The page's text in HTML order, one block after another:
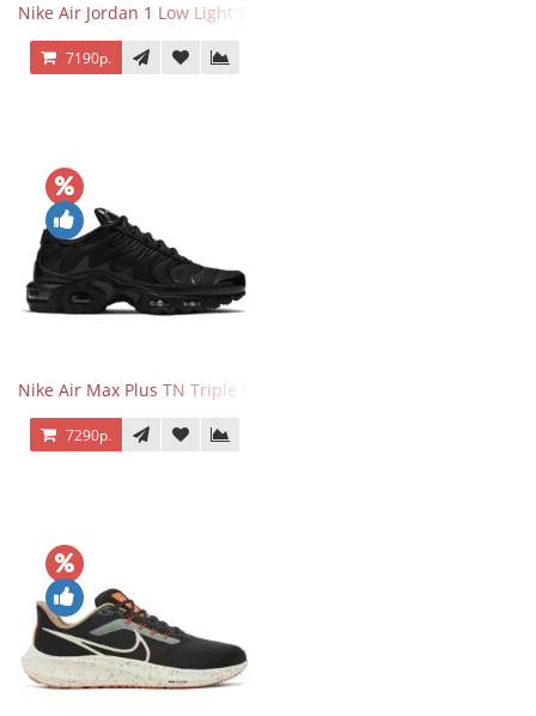
Nike Air Jordan 1 Low Light Smoke Grey
7190р.
Nike Air Max Plus TN Triple Black
7290р.